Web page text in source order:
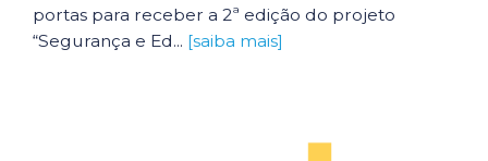
portas para receber a 2ª edição do projeto
“Segurança e Ed... [saiba mais]